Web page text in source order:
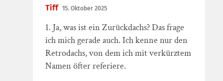
Tiff 15. Oktober 2025
1. Ja, was ist ein Zurückdachs? Das frage
ich mich gerade auch. Ich kenne nur den
Retrodachs, von dem ich mit verkürztem
Namen öfter referiere.